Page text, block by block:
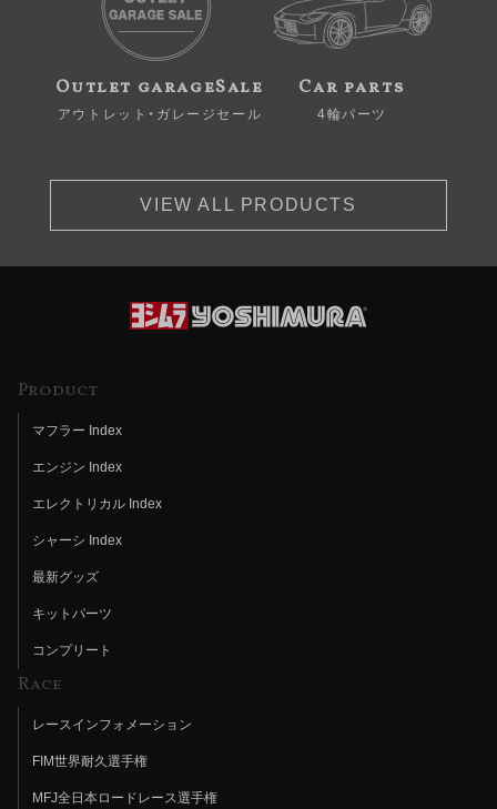
Outlet garageSale
アウトレット・ガレージセール
Car parts
4輪パーツ
VIEW ALL PRODUCTS
Product
マフラー Index
エンジン Index
エレクトリカル Index
シャーシ Index
最新グッズ
キットパーツ
コンプリート
Race
レースインフォメーション
FIM世界耐久選手権
MFJ全日本ロードレース選手権